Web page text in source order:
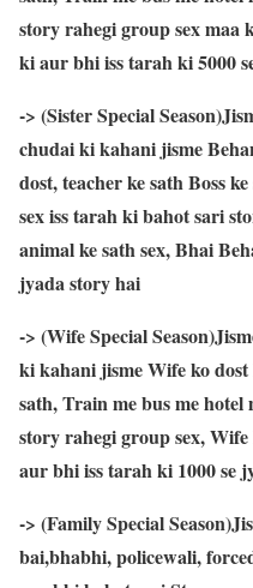
story rahegi group sex maa
ki aur bhi iss tarah ki 5000
-> (Sister Special
chudai ki kahani jisme
dost, teacher ke sath Boss
sex iss tarah ki bahot sari
animal ke sath sex, Bhai
jyada story hai
-> (Wife Special
ki kahani jisme Wife ko dost
sath, Train me bus me hotel
story rahegi group sex,
aur bhi iss tarah ki 1000 se
-> (Family Special
bai,bhabhi, policewali,